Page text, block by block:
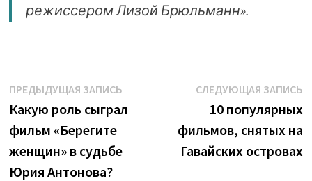
режиссером Лизой Брюльманн».
Навигация
по
записям
ПРЕДЫДУЩАЯ ЗАПИСЬПредыдущая
запись:
Какую роль сыграл
фильм «Берегите
женщин» в судьбе
Юрия Антонова?
СЛЕДУЮЩАЯ ЗАПИСЬ
10 популярных
фильмов, снятых на
Гавайских островах